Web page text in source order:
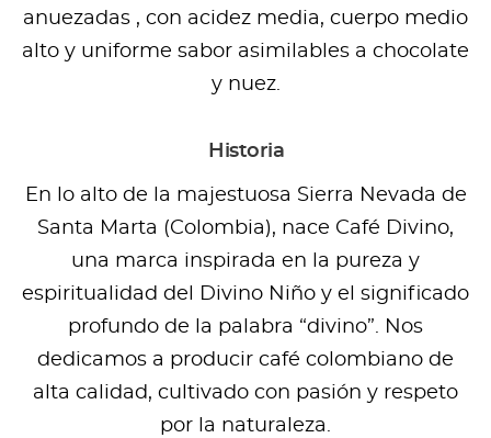
anuezadas , con acidez media, cuerpo medio
alto y uniforme sabor asimilables a chocolate
y nuez.
Historia
En lo alto de la majestuosa Sierra Nevada de
Santa Marta (Colombia), nace Café Divino,
una marca inspirada en la pureza y
espiritualidad del Divino Niño y el significado
profundo de la palabra “divino”. Nos
dedicamos a producir café colombiano de
alta calidad, cultivado con pasión y respeto
por la naturaleza.